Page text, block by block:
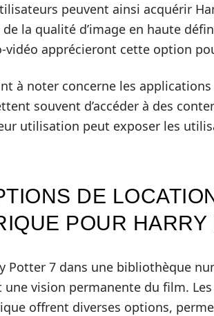
peuvent ainsi acquérir
la qualité d’image en haute
vidéo apprécieront cette option
à noter concerne les
souvent d’accéder à des
utilisation peut exposer les
DE
POUR HARRY
Potter 7 dans une bibliothèque
vision permanente du film.
offrent diverses options,